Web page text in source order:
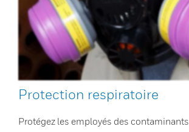
Protection respiratoire
Protégez les employés des contaminants